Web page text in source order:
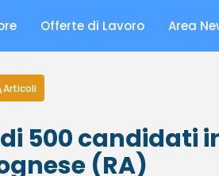
Offerte di Lavoro Area
Articoli
500candidati
(RA)